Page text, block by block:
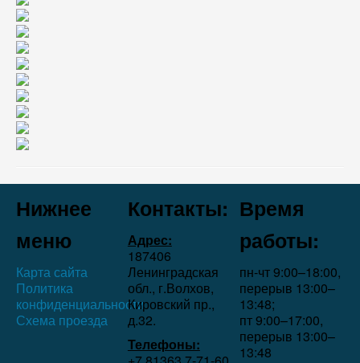
Нижнее
меню
Карта сайта
Политика
конфиденциальности
Схема проезда
Контакты:
Адрес:
187406
Ленинградская
обл., г.Волхов,
Кировский пр.,
д.32.
Телефоны:
Время
работы:
пн-чт 9:00–18:00,
перерыв 13:00–
13:48;
пт 9:00–17:00,
перерыв 13:00–
13:48